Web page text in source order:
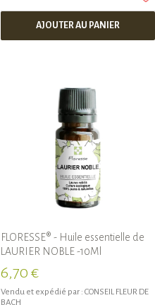
AJOUTER AU PANIER
FLORESSE® - Huile essentielle de
LAURIER NOBLE -10Ml
6,70 €
Vendu et expédié par : CONSEIL FLEUR DE
BACH